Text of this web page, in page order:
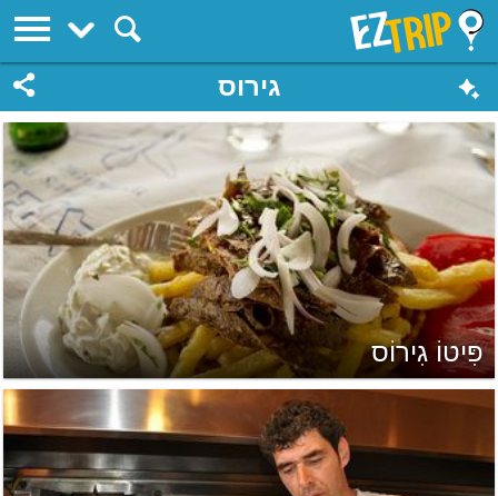
EZTrip
גירוס
פִּיטוֹ גִירוֹס